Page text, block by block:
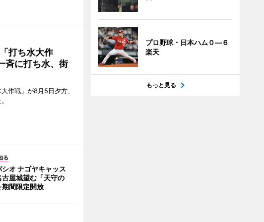
打ち水大作
に打ち水、街
作戦」が8月5日夕方、
る
シオ ナゴヤキャッス
古屋城望む「天守の
期間限定開放
プロ野球・日本ハム０―６
楽天
もっと見る